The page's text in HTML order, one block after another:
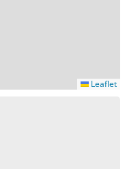
Leaflet